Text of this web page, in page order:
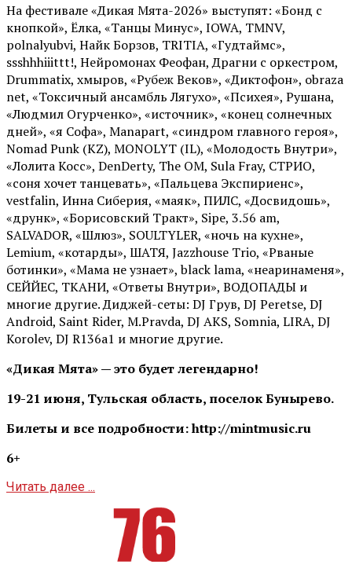
На фестивале «Дикая Мята-2026» выступят: «Бонд с
кнопкой», Ёлка, «Танцы Минус», IOWA, TMNV,
polnalyubvi, Найк Борзов, TRITIA, «Гудтаймс»,
ssshhhiiittt!, Нейромонах Феофан, Драгни с оркестром,
Drummatix, хмыров, «Рубеж Веков», «Диктофон», obraza
net, «Токсичный ансамбль Лягухо», «Психея», Рушана,
«Людмил Огурченко», «источник», «конец солнечных
дней», «я Софа», Manapart, «синдром главного героя»,
Nomad Punk (KZ), MONOLYT (IL), «Молодость Внутри»,
«Лолита Косс», DenDerty, The OM, Sula Fray, СТРИО,
«соня хочет танцевать», «Пальцева Экспириенс»,
vestfalin, Инна Сиберия, «маяк», ПИЛС, «Досвидошь»,
«друнк», «Борисовский Тракт», Sipe, 3.56 am,
SALVADOR, «Шлюз», SOULTYLER, «ночь на кухне»,
Lemium, «котарды», ШАТЯ, Jazzhouse Trio, «Рваные
ботинки», «Мама не узнает», black lama, «неаринаменя»,
СЕЙЙЕС, ТКАНИ, «Ответы Внутри», ВОДОПАДЫ и
многие другие. Диджей-сеты: DJ Грув, DJ Peretse, DJ
Android, Saint Rider, М.Pravda, DJ AKS, Somnia, LIRA, DJ
Korolev, DJ R136a1 и многие другие.
«Дикая Мята» — это будет легендарно!
19-21 июня, Тульская область, поселок Бунырево.
Билеты и все подробности: http://mintmusic.ru
6+
Читать далее ...